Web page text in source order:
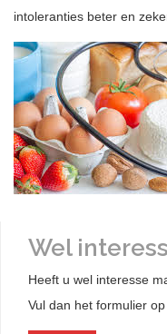
intoleranties beter en
Wel
Heeft u wel interesse
Vul dan het formulier